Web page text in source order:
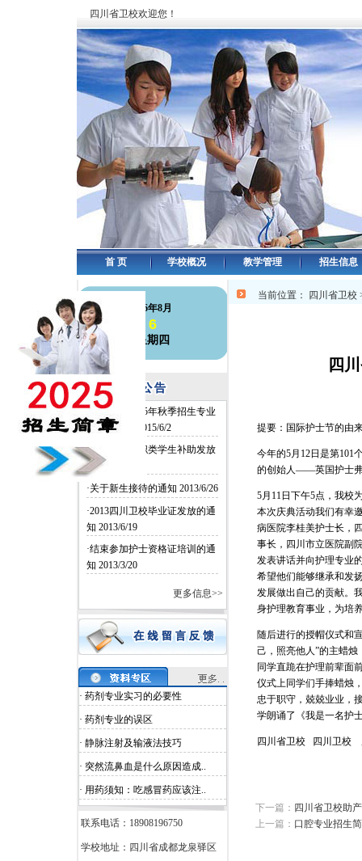
四川省卫校欢迎您！
首 页 学校概况 教学管理 招生信息
126年8月
6
星期四
·四川卫校2015年秋季招生专业
和名额确定
2015/6/2
·四川卫校中职类学生补助发放
2014/6/26
·关于新生接待的通知 2013/6/26
·2013四川卫校毕业证发放的通
知 2013/6/19
·结束参加护士资格证培训的通
知 2013/3/20
更多信息>>
· 药剂专业实习的必要性
· 药剂专业的误区
· 静脉注射及输液法技巧
· 突然流鼻血是什么原因造成..
· 用药须知：吃感冒药应该注..
联系电话：18908196750
学校地址：四川省成都龙泉驿区
当前位置： 四川省卫校
四
提要：国际护士节的由
今年的5月12日是第101
的创始人——英国护士弗
5月11日下午5点，我校
本次庆典活动我们有幸
病医院李桂美护士长，
事长，四川市立医院副
发表讲话并向护理专业
希望他们能够继承和发
发展做出自己的贡献。
身护理教育事业，为培
随后进行的授帽仪式和
己，照亮他人”的主蜡
同学直跪在护理前辈面
仪式上同学们手捧蜡烛
忠于职守，兢兢业业，
学朗诵了《我是一名护
四川省卫校 四川卫校
下一篇： 四川省卫校助
上一篇： 口腔专业招生